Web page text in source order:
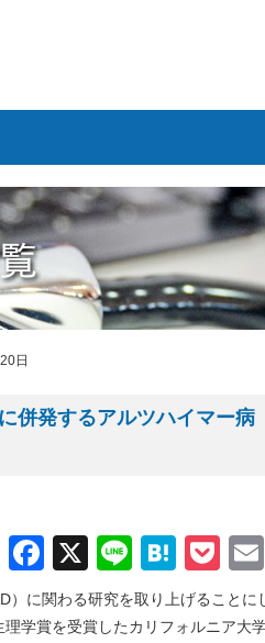
日
併発するアルツハイマー
Facebook
X Line
）に関わる研究を取り上げること
学賞を受賞したカリフォルニア大